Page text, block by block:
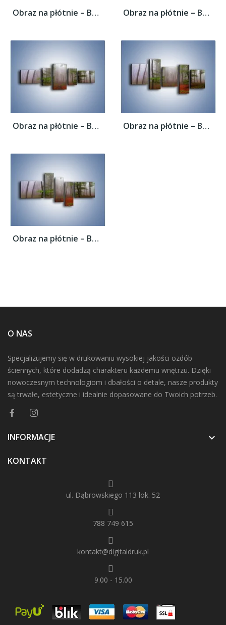
Obraz na płótnie – Budzący się lasek –... Obraz na płótnie – Budzący się lasek –...
Obraz na płótnie – Budzący się lasek –... Obraz na płótnie – Budzący się lasek –...
Obraz na płótnie – Budzący się lasek –...
O NAS
Specjalizujemy się w drukowaniu wysokiej jakości ozdób
ściennych, które dodadzą charakteru każdemu wnętrzu. Dzięki
nowoczesnym technologiom i dbałości o detale, nasze produkty
są trwałe, estetyczne i idealnie dopasowane do Twoich potrzeb.
INFORMACJE 
KONTAKT
ul. Dąbrowskiego 113 lok. 52
788 749 615
kontakt@digitaldruk.pl
9.00 - 15.00